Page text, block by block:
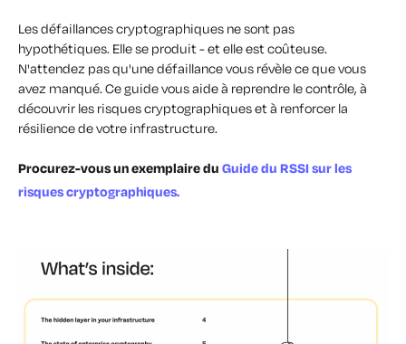
Les défaillances cryptographiques ne sont pas
hypothétiques. Elle se produit - et elle est coûteuse.
N'attendez pas qu'une défaillance vous révèle ce que vous
avez manqué.Ce guide vous aide à reprendre le contrôle, à
découvrir les risques cryptographiques et à renforcer la
résilience de votre infrastructure.
Procurez-vous un exemplaire du Guide du RSSI sur les
risques cryptographiques.